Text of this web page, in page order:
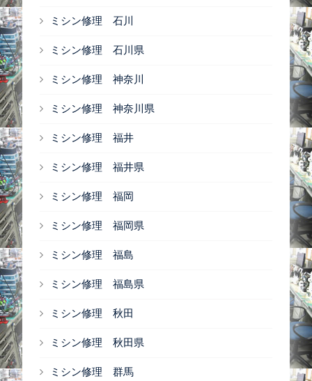
ミシン修理 石川
ミシン修理 石川県
ミシン修理 神奈川
ミシン修理 神奈川県
ミシン修理 福井
ミシン修理 福井県
ミシン修理 福岡
ミシン修理 福岡県
ミシン修理 福島
ミシン修理 福島県
ミシン修理 秋田
ミシン修理 秋田県
ミシン修理 群馬